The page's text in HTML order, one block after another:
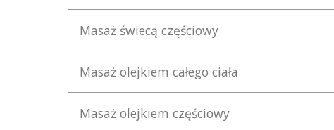
Masaż świecą częściowy
Masaż olejkiem całego ciała
Masaż olejkiem częściowy